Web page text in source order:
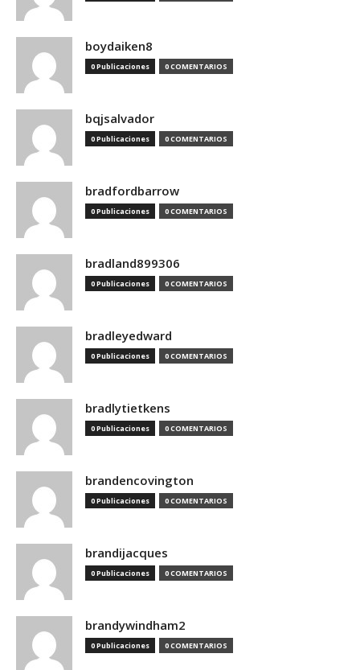
boydaiken8
0 Publicaciones 0 COMENTARIOS
bqjsalvador
0 Publicaciones 0 COMENTARIOS
bradfordbarrow
0 Publicaciones 0 COMENTARIOS
bradland899306
0 Publicaciones 0 COMENTARIOS
bradleyedward
0 Publicaciones 0 COMENTARIOS
bradlytietkens
0 Publicaciones 0 COMENTARIOS
brandencovington
0 Publicaciones 0 COMENTARIOS
brandijacques
0 Publicaciones 0 COMENTARIOS
brandywindham2
0 Publicaciones 0 COMENTARIOS